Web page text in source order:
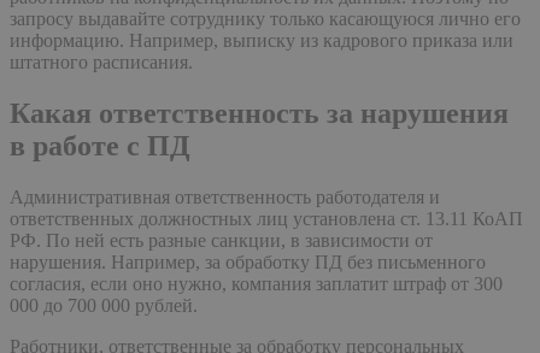
запросу выдавайте сотруднику только касающуюся лично его
информацию. Например, выписку из кадрового приказа или
штатного расписания.
Какая ответственность за нарушения
в работе с ПД
Административная ответственность работодателя и
ответственных должностных лиц установлена ст. 13.11 КоАП
РФ. По ней есть разные санкции, в зависимости от
нарушения. Например, за обработку ПД без письменного
согласия, если оно нужно, компания заплатит штраф от 300
000 до 700 000 рублей.
Работники, ответственные за обработку персональных